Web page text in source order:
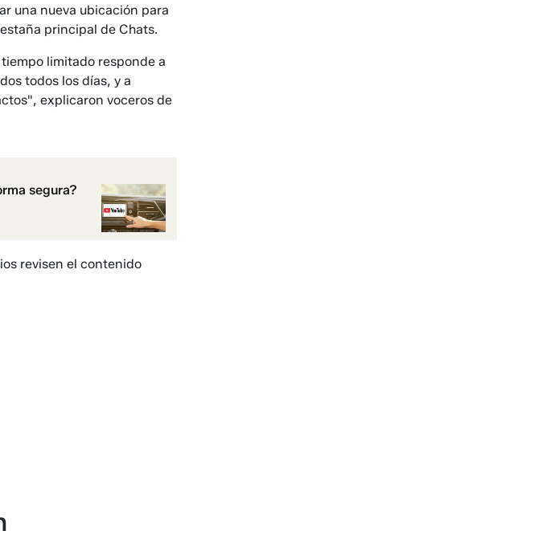
una nueva ubicación para
principal de Chats.
limitado responde a
todos los días, y a
explicaron voceros de
segura?
revisen el contenido